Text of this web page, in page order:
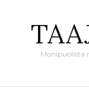
Monipuolista